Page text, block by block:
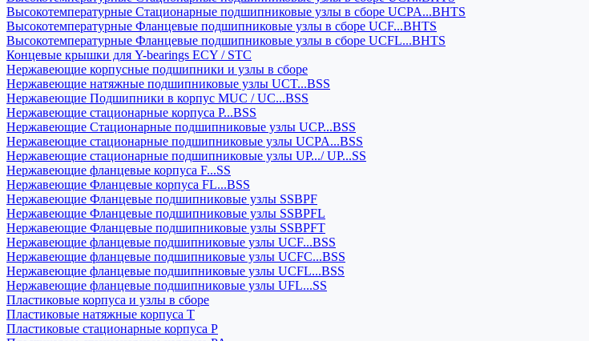
Высокотемпературные Стационарные подшипниковые узлы в сборе UCPA...BHTS
Высокотемпературные Фланцевые подшипниковые узлы в сборе UCF...BHTS
Высокотемпературные Фланцевые подшипниковые узлы в сборе UCFL...BHTS
Концевые крышки для Y-bearings ECY / STC
Нержавеющие корпусные подшипники и узлы в сборе
Нержавеющие натяжные подшипниковые узлы UCT...BSS
Нержавеющие Подшипники в корпус MUC / UC...BSS
Нержавеющие стационарные корпуса P...BSS
Нержавеющие Стационарные подшипниковые узлы UCP...BSS
Нержавеющие стационарные подшипниковые узлы UCPA...BSS
Нержавеющие стационарные подшипниковые узлы UP.../ UP...SS
Нержавеющие фланцевые корпуса F...SS
Нержавеющие Фланцевые корпуса FL...BSS
Нержавеющие Фланцевые подшипниковые узлы SSBPF
Нержавеющие Фланцевые подшипниковые узлы SSBPFL
Нержавеющие Фланцевые подшипниковые узлы SSBPFT
Нержавеющие фланцевые подшипниковые узлы UCF...BSS
Нержавеющие фланцевые подшипниковые узлы UCFC...BSS
Нержавеющие фланцевые подшипниковые узлы UCFL...BSS
Нержавеющие фланцевые подшипниковые узлы UFL...SS
Пластиковые корпуса и узлы в сборе
Пластиковые натяжные корпуса T
Пластиковые стационарные корпуса P